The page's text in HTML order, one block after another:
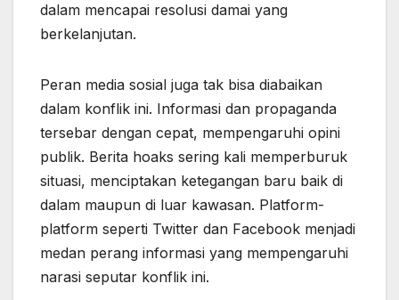
dalam mencapai resolusi damai yang
berkelanjutan.
Peran media sosial juga tak bisa diabaikan
dalam konflik ini. Informasi dan propaganda
tersebar dengan cepat, mempengaruhi opini
publik. Berita hoaks sering kali memperburuk
situasi, menciptakan ketegangan baru baik di
dalam maupun di luar kawasan. Platform-
platform seperti Twitter dan Facebook menjadi
medan perang informasi yang mempengaruhi
narasi seputar konflik ini.